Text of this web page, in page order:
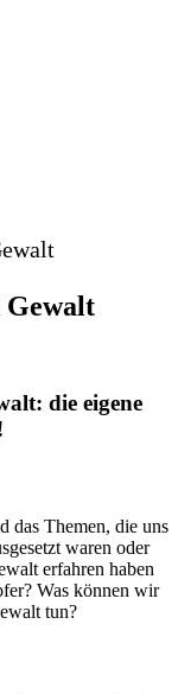
Gewalt
die eigene
das Themen, die uns
waren oder
erfahren haben
Was können wir
tun?